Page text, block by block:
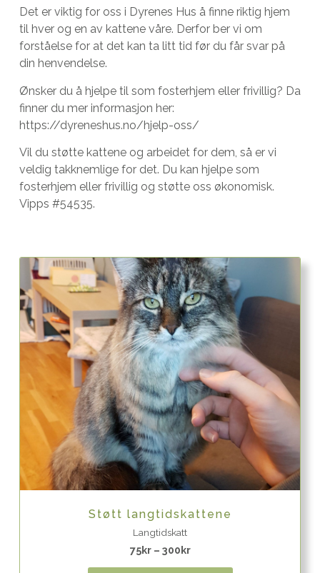
Det er viktig for oss i Dyrenes Hus å finne riktig hjem
til hver og en av kattene våre. Derfor ber vi om
forståelse for at det kan ta litt tid før du får svar på
din henvendelse.
Ønsker du å hjelpe til som fosterhjem eller frivillig? Da
finner du mer informasjon her:
https://dyreneshus.no/hjelp-oss/
Vil du støtte kattene og arbeidet for dem, så er vi
veldig takknemlige for det. Du kan hjelpe som
fosterhjem eller frivillig og støtte oss økonomisk.
Vipps #54535.
Støtt langtidskattene
Langtidskatt
75kr– 300kr